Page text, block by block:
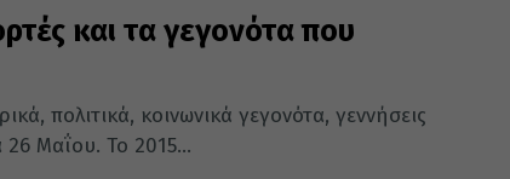
και τα γεγονότα που
πολιτικά, κοινωνικά γεγονότα, γεννήσεις
Μαΐου. Το 2015...